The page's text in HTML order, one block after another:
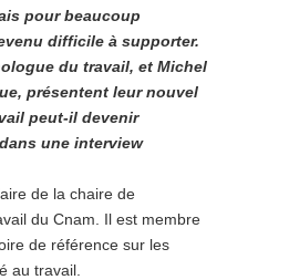
pour beaucoup
difficile à supporter.
du travail, et Michel
présentent leur nouvel
peut-il devenir
une interview
de la chaire de
du Cnam. Il est membre
de référence sur les
au travail.